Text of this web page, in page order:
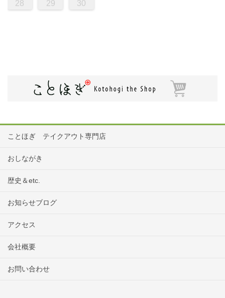
28 29 30
ことほぎ テイクアウト専門店
おしながき
歴史＆etc.
お知らせブログ
アクセス
会社概要
お問い合わせ